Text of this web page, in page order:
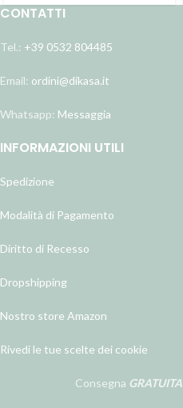
CONTATTI
Tel.: +39 0532 804485
Email: ordini@dikasa.it
Whatsapp: Messaggia
INFORMAZIONI UTILI
Spedizione
Modalità di Pagamento
Diritto di Recesso
Dropshipping
Nostro store Amazon
Rivedi le tue scelte dei cookie
Consegna GRATUITA